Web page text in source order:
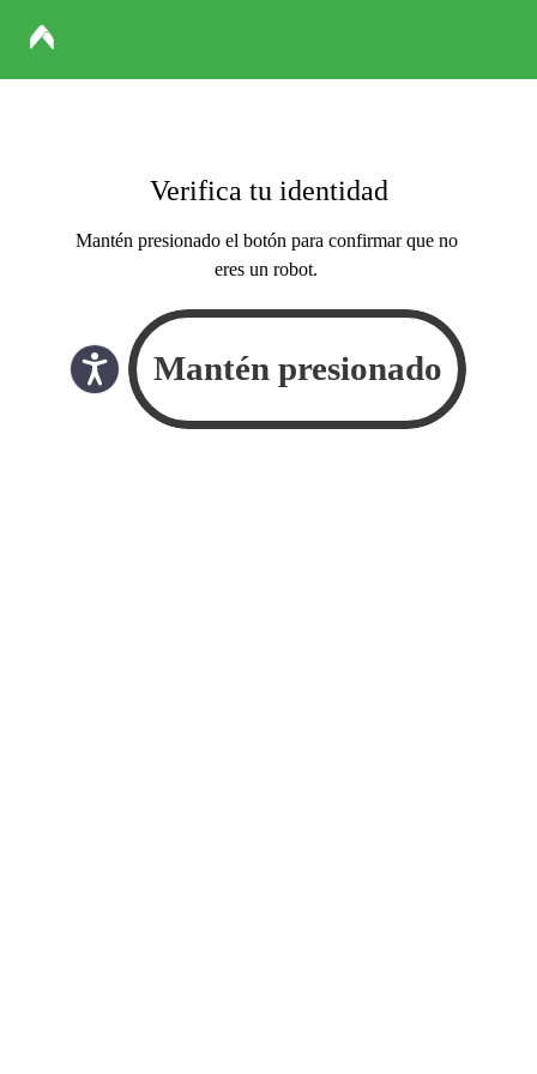
Verifica tu identidad
Mantén presionado el botón para confirmar que no
eres un robot.